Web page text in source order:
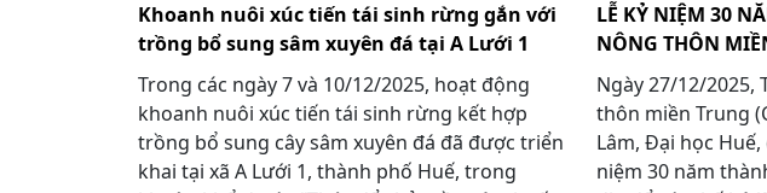
Khoanh nuôi xúc tiến tái sinh rừng gắn với
trồng bổ sung sâm xuyên đá tại A Lưới 1
Trong các ngày 7 và 10/12/2025, hoạt động
khoanh nuôi xúc tiến tái sinh rừng kết hợp
trồng bổ sung cây sâm xuyên đá đã được triển
khai tại xã A Lưới 1, thành phố Huế, trong
LỄ KỶ NIỆM 30
NÔNG THÔN
Ngày 27/12/
thôn miền Trung
Lâm, Đại học
niệm 30 năm